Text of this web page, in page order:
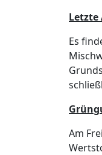
Letzte
Es
Am